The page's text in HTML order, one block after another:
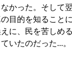
かった。そして
目的を知ること
に、民を苦しめ
いたのだった...。